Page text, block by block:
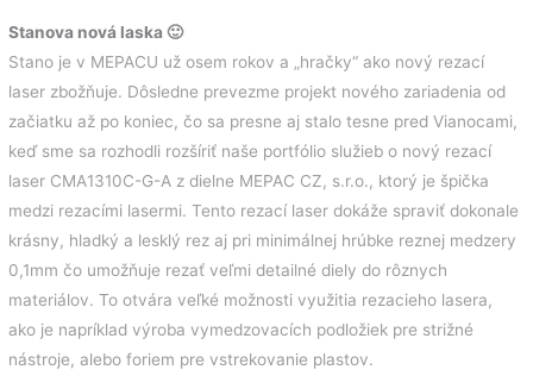
Stanova nová laska 🙂
Stano je v MEPACU už osem rokov a „hračky“ ako nový rezací
laser zbožňuje. Dôsledne prevezme projekt nového zariadenia od
začiatku až po koniec, čo sa presne aj stalo tesne pred Vianocami,
keď sme sa rozhodli rozšíriť naše portfólio služieb o nový rezací
laser CMA1310C-G-A z dielne MEPAC CZ, s.r.o., ktorý je špička
medzi rezacími lasermi. Tento rezací laser dokáže spraviť dokonale
krásny, hladký a lesklý rez aj pri minimálnej hrúbke reznej medzery
0,1mm čo umožňuje rezať veľmi detailné diely do rôznych
materiálov. To otvára veľké možnosti využitia rezacieho lasera,
ako je napríklad výroba vymedzovacích podložiek pre strižné
nástroje, alebo foriem pre vstrekovanie plastov.